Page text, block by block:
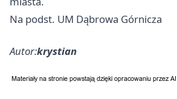
Na podst. UM Dąbrowa Górnicza
Autor:krystian